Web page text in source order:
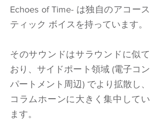
Echoes of Time- は独自のアコース
ティック ボイスを持っています。
そのサウンドはサラウンドに似て
おり、サイドポート領域 (電子コン
パートメント周辺) でより拡散し、
コラムホーンに大きく集中してい
ます。